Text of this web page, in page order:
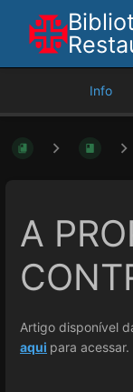
Info
A
Artigo disponível
aqui para acessar.